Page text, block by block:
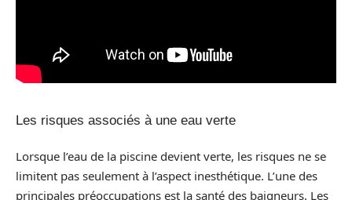
Les risques associés à une eau verte
Lorsque l’eau de la piscine devient verte, les risques ne se
limitent pas seulement à l’aspect inesthétique. L’une des
principales préoccupations est la santé des baigneurs. Les